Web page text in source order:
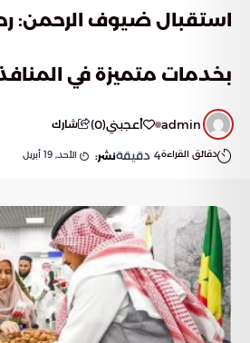
استقبال ضيوف الرحمن:
بخدمات متميزة في
admin أعجبني(
0
) شارك
دقائق القراءة4 دقيقةنشر: الأحد, 19 أبريل